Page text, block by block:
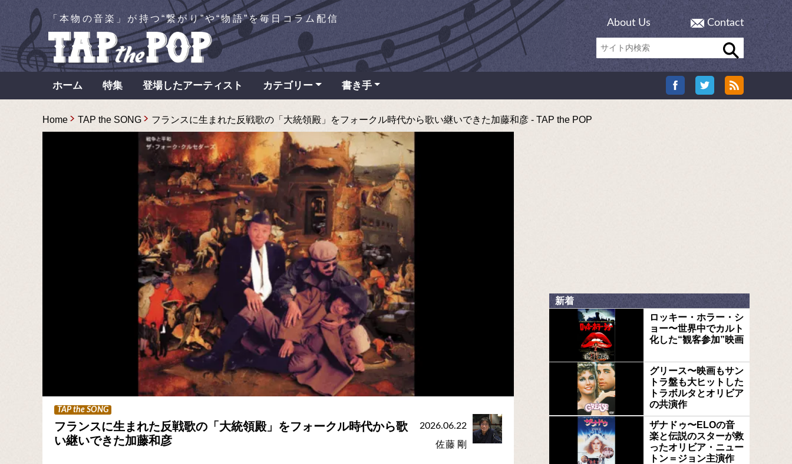
「本物の音楽」が持つ“繋がり”や“物語”を毎日コラム配信 About Us Contact
ホーム 特集 登場したアーティスト カテゴリー 書き手
Home TAP the SONG フランスに生まれた反戦歌の「大統領殿」をフォークル時代から歌い継いできた加藤和彦 - TAP the POP
TAP the SONG
フランスに生まれた反戦歌の「大統領殿」をフォークル時代から歌
い継いできた加藤和彦
2026.06.22
佐藤 剛
新着
ロッキー・ホラー・シ
ョー〜世界中でカルト
化した“観客参加”映画
グリース〜映画もサン
トラ盤も大ヒットした
トラボルタとオリビア
の共演作
ザナドゥ〜ELOの音
楽と伝説のスターが救
ったオリビア・ニュー
トン＝ジョン主演作